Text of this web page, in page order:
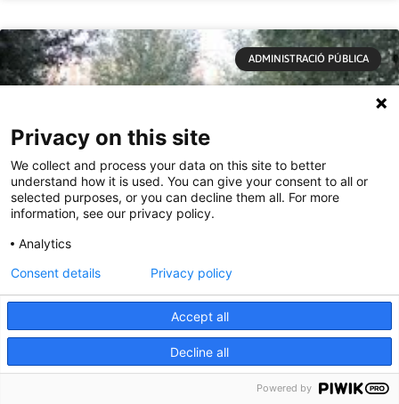
ADMINISTRACIÓ PÚBLICA
L’Ajuntament de Barcelona posa en risc la
salut de la població amb l’aplicació de
Privacy on this site
We collect and process your data on this site to better
understand how it is used. You can give your consent to all or
selected purposes, or you can decline them all. For more
information, see our privacy policy.
Analytics
Accept all
Decline all
Consent details Privacy policy
Powered by